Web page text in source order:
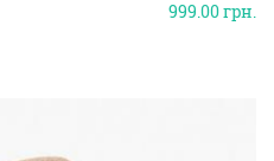
999.00грн.